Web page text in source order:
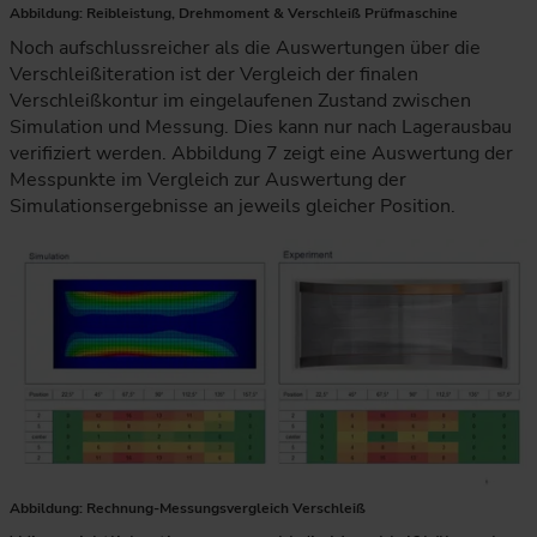
Abbildung: Reibleistung, Drehmoment & Verschleiß Prüfmaschine
Noch aufschlussreicher als die Auswertungen über die
Verschleißiteration ist der Vergleich der finalen
Verschleißkontur im eingelaufenen Zustand zwischen
Simulation und Messung. Dies kann nur nach Lagerausbau
verifiziert werden. Abbildung 7 zeigt eine Auswertung der
Messpunkte im Vergleich zur Auswertung der
Simulationsergebnisse an jeweils gleicher Position.
Abbildung: Rechnung-Messungsvergleich Verschleiß
Die Gegenüberstellung von Simulation und Experiment